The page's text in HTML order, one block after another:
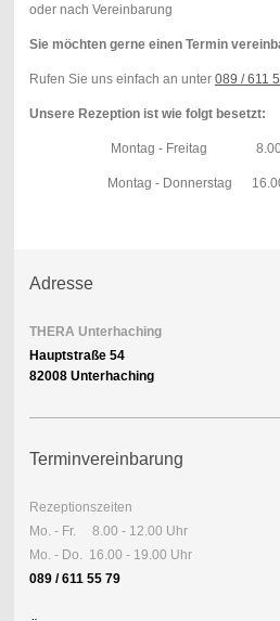
oder nach Vereinbarung
Sie möchten gerne einen Termin
Rufen Sie uns einfach an unter 089 / 611
Unsere Rezeption ist wie folgt besetzt:
Montag - Freitag 8.00
Montag - Donnerstag
Adresse
THERA Unterhaching
Hauptstraße 54
82008 Unterhaching
Terminvereinbarung
Rezeptionszeiten
Mo. - Fr. 8.00 - 12.00 Uhr
Mo. - Do. 16.00 - 19.00 Uhr
089 / 611 55 79